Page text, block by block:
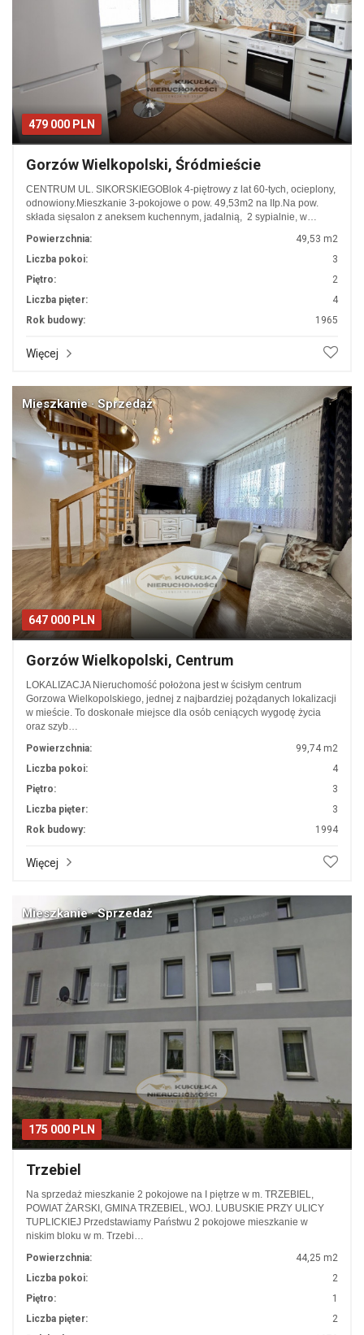
479 000 PLN
Gorzów Wielkopolski, Śródmieście
CENTRUM UL. SIKORSKIEGOBlok 4-piętrowy z lat 60-tych, ocieplony,
odnowiony.Mieszkanie 3-pokojowe o pow. 49,53m2 na IIp.Na pow.
składa sięsalon z aneksem kuchennym, jadalnią, 2 sypialnie, w…
Powierzchnia:
49,53 m2
Liczba pokoi:
3
Piętro:
2
Liczba pięter:
4
Rok budowy:
1965
Więcej
647 000 PLN
Mieszkanie · Sprzedaż
Gorzów Wielkopolski, Centrum
LOKALIZACJA Nieruchomość położona jest w ścisłym centrum
Gorzowa Wielkopolskiego, jednej z najbardziej pożądanych lokalizacji
w mieście. To doskonałe miejsce dla osób ceniących wygodę życia
oraz szyb…
Powierzchnia:
99,74 m2
Liczba pokoi:
4
Piętro:
3
Liczba pięter:
3
Rok budowy:
1994
Więcej
175 000 PLN
Mieszkanie · Sprzedaż
Trzebiel
Na sprzedaż mieszkanie 2 pokojowe na I piętrze w m. TRZEBIEL,
POWIAT ŻARSKI, GMINA TRZEBIEL, WOJ. LUBUSKIE PRZY ULICY
TUPLICKIEJ Przedstawiamy Państwu 2 pokojowe mieszkanie w
niskim bloku w m. Trzebi…
Powierzchnia:
44,25 m2
Liczba pokoi:
2
Piętro:
1
Liczba pięter:
2